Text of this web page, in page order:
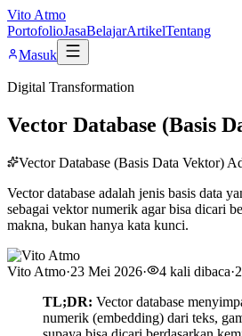
Vito Atmo
PortofolioJasaBelajarArtikelTentang
Masuk
Digital Transformation
Vector Database (Basis
Vector Database (Basis Data Vektor)
Vector database adalah jenis basis data
sebagai vektor numerik agar bisa dicari
makna, bukan hanya kata kunci.
Vito Atmo·23 Mei 2026· 4 kali dibaca·2
TL;DR: Vector database
numerik (embedding) dari teks,